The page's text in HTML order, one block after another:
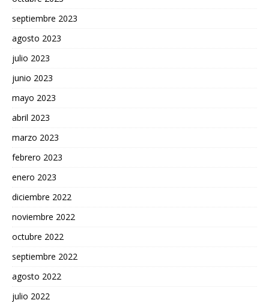
septiembre 2023
agosto 2023
julio 2023
junio 2023
mayo 2023
abril 2023
marzo 2023
febrero 2023
enero 2023
diciembre 2022
noviembre 2022
octubre 2022
septiembre 2022
agosto 2022
julio 2022